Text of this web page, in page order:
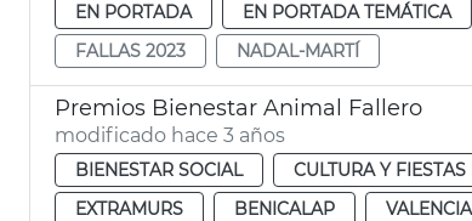
EN PORTADA
EN PORTADA TEMÁTICA
FALLAS 2023
NADAL-MARTÍ
Premios Bienestar Animal Fallero
modificado hace 3 años
BIENESTAR SOCIAL CULTURA Y
EXTRAMURS
BENICALAP VALENCIA